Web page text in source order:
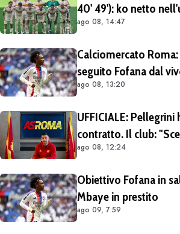
40' 49'): ko netto
tour britannico (FOTO
ago 08, 14:47
Calciomercato
seguito Fofana dal
occasioni. Costa 40/
ago 08, 13:20
UFFICIALE:
contratto. Il club:
condivisione della
ago 08, 12:24
Obiettivo Fofana in
Mbaye in prestito
ago 09, 7:59